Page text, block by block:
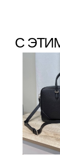
С